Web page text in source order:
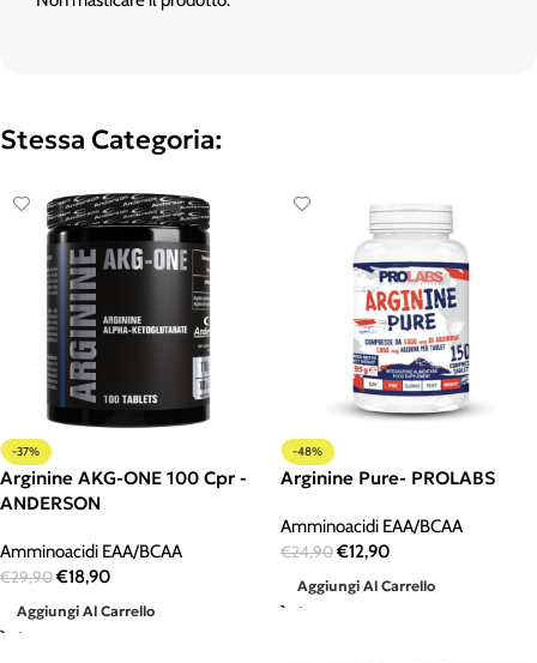
Stessa Categoria:
-37%
Arginine AKG-ONE 100 Cpr -
ANDERSON
Amminoacidi EAA/BCAA
€29,90€18,90
Aggiungi Al Carrello
-48%
Arginine Pure- PROLABS
Amminoacidi EAA/BCAA
€24,90€12,90
Aggiungi Al Carrello